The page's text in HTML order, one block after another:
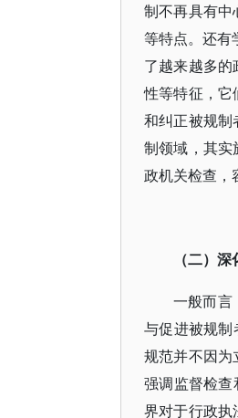
制不再具有中
等特点。还有
了越来越多
性等特征，它
和纠正被规制
制领域，其实
政机关检查，
（二）
一般而言
与促进被规制
规范并不因为
强调监督检
界对于行政执